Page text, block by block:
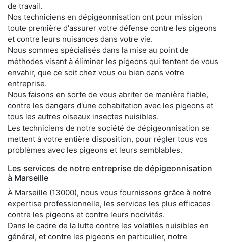
de travail.
Nos techniciens en dépigeonnisation ont pour mission
toute première d'assurer votre défense contre les pigeons
et contre leurs nuisances dans votre vie.
Nous sommes spécialisés dans la mise au point de
méthodes visant à éliminer les pigeons qui tentent de vous
envahir, que ce soit chez vous ou bien dans votre
entreprise.
Nous faisons en sorte de vous abriter de manière fiable,
contre les dangers d'une cohabitation avec les pigeons et
tous les autres oiseaux insectes nuisibles.
Les techniciens de notre société de dépigeonnisation se
mettent à votre entière disposition, pour régler tous vos
problèmes avec les pigeons et leurs semblables.
Les services de notre entreprise de dépigeonnisation
à Marseille
À Marseille (13000), nous vous fournissons grâce à notre
expertise professionnelle, les services les plus efficaces
contre les pigeons et contre leurs nocivités.
Dans le cadre de la lutte contre les volatiles nuisibles en
général, et contre les pigeons en particulier, notre